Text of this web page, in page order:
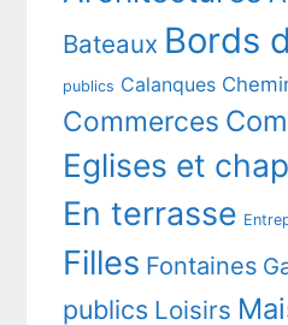
Bateaux Bords
publics Calanques
Commerces
Eglises et
En terrasse
Filles Fontaines
publics Loisirs